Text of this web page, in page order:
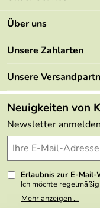
Kontakt
Mehrwertsteuerfrei
Retourenportal
FAQs
Lieferbedingungen
Delivery Terms
Kundenlogin
Über uns
Marken
Angebote
Made in Germany
Themen
Wir über uns
Presse
Unsere Zahlarten
Unsere
Neuigkeiten von
Newsletter
Erlaubnis zur E-Mail-
Ich möchte
Meine E-Mail-Adresse
weitergegeben. Zu
Mehr anzeigen ...